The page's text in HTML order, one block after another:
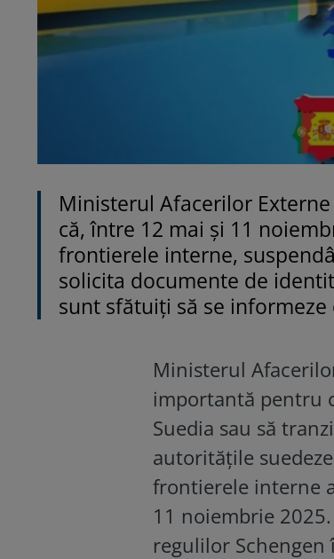
Ministerul Afacerilor
că, între 12 mai și 11
frontierele interne,
solicita documente de
sunt sfătuiți să se
Ministerul
importantă pentru
Suedia sau să
autoritățile
frontierele interne
11 noiembrie
regulilor